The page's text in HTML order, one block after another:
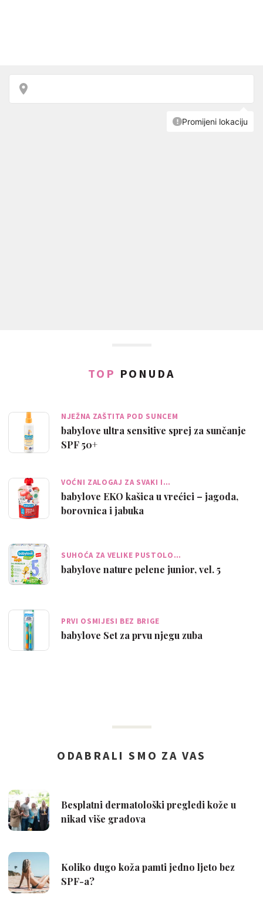
TOP PONUDA
NJEŽNA ZAŠTITA POD SUNCEM
babylove ultra sensitive sprej za sunčanje
SPF 50+
VOĆNI ZALOGAJ ZA SVAKI I…
babylove EKO kašica u vrećici – jagoda,
borovnica i jabuka
SUHOĆA ZA VELIKE PUSTOLO…
babylove nature pelene junior, vel. 5
PRVI OSMIJESI BEZ BRIGE
babylove Set za prvu njegu zuba